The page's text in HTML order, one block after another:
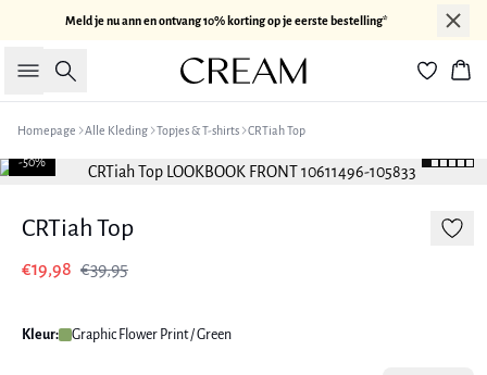
Meld je nu ann en ontvang 10% korting op je eerste bestelling*
Zoeken
Homepage Alle Kleding Topjes & T-shirts CRTiah Top
-50%
CRTiah Top
€19,98 €39,95
Kleur: Graphic Flower Print / Green